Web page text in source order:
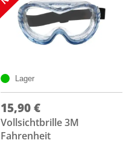
Lager
15,90 €
Vollsichtbrille 3M
Fahrenheit